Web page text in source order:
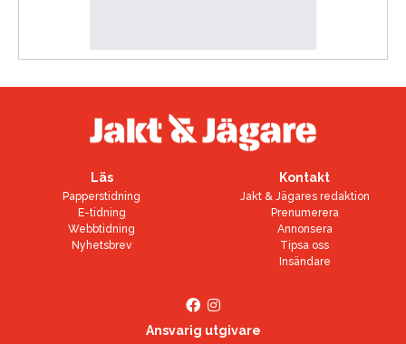
Läs
Papperstidning
E-tidning
Webbtidning
Nyhetsbrev
Kontakt
Jakt & Jägares redaktion
Prenumerera
Annonsera
Tipsa oss
Insändare
Ansvarig utgivare